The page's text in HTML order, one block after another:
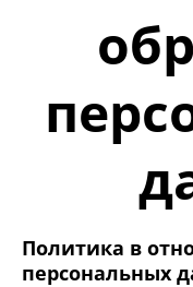
Политика в
персональных